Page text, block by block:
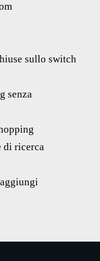
sullo switch
senza
di ricerca